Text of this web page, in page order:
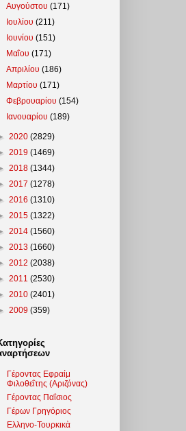
Αυγούστου(171)
Ιουλίου(211)
Ιουνίου(151)
Μαΐου(171)
Απριλίου(186)
Μαρτίου(171)
Φεβρουαρίου(154)
Ιανουαρίου(189)
2020 (2829)
2019 (1469)
2018 (1344)
2017 (1278)
2016 (1310)
2015 (1322)
2014 (1560)
2013 (1660)
2012 (2038)
2011 (2530)
2010 (2401)
2009 (359)
Γέροντας Εφραίμ
Φιλοθεΐτης (Αριζόνας)
Γέροντας Παΐσιος
Γέρων Γρηγόριος
Ελληνο-Τουρκικὰ